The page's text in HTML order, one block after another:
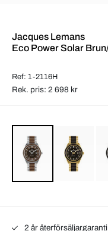
Jacques Lemans
Eco Power Solar
Ref: 1-2116H
Rek. pris: 2 698 kr
2 år återförsäljargaranti